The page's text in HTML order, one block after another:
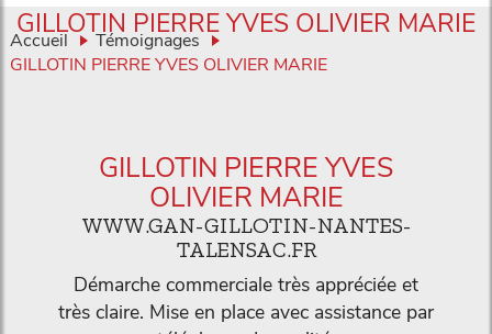
Accueil
Témoignages
GILLOTIN PIERRE YVES OLIVIER MARIE
GILLOTIN PIERRE YVES OLIVIER MARIE
GILLOTIN PIERRE YVES
OLIVIER MARIE
WWW.GAN-GILLOTIN-NANTES-
TALENSAC.FR
Démarche commerciale très appréciée et
très claire. Mise en place avec assistance par